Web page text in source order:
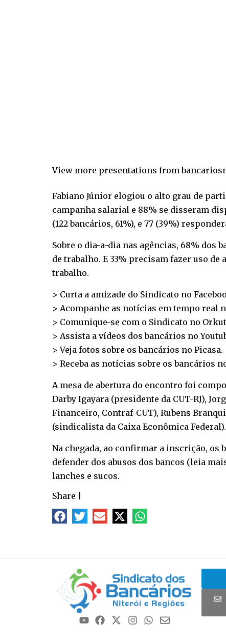
View more presentations from
Fabiano Júnior elogiou o alto grau de
campanha salarial e 88% se disseram
(122 bancários, 61%), e 77 (39%)
Sobre o dia-a-dia nas agências, 68% dos
de trabalho. E 33% precisam fazer uso
trabalho.
> Curta a amizade do Sindicato no
> Acompanhe as notícias em tempo real
> Comunique-se com o Sindicato no Orkut
> Assista a vídeos dos bancários no
> Veja fotos sobre os bancários no Picasa.
> Receba as notícias sobre os bancários
A mesa de abertura do encontro foi
Darby Igayara (presidente da CUT-RJ),
Financeiro, Contraf-CUT), Rubens
(sindicalista da Caixa Econômica
Na chegada, ao confirmar a inscrição, os
defender dos abusos dos bancos (leia
lanches e sucos.
Share